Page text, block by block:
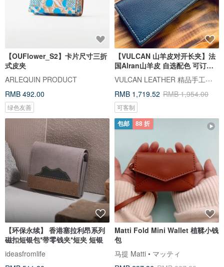
【OUFlower_S2】卡片尺寸三折
式皮夹
ARLEQUIN PRODUCT
RMB 492.00
绿色友善
【VULCAN 山羊皮对开长夹】法
国Alran山羊皮 自选配色 可订制
无扣
VULCAN LEATHER 精品手工皮件
RMB 1,719.52 RMB 1,954.00
可客制
【环保永续】 香港塞拉利昂系列
磁扣短银包*带零钱夹*短夹 短银
ideasfromlife
包邮 88 折
Matti Fold Mini Wallet 植鞣小钱
包
马提 Matti • マッティ